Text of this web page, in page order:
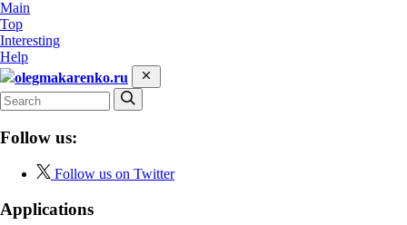
Main
Top
Interesting
Help
olegmakarenko.ru
Follow us:
Follow us on Twitter
Applications